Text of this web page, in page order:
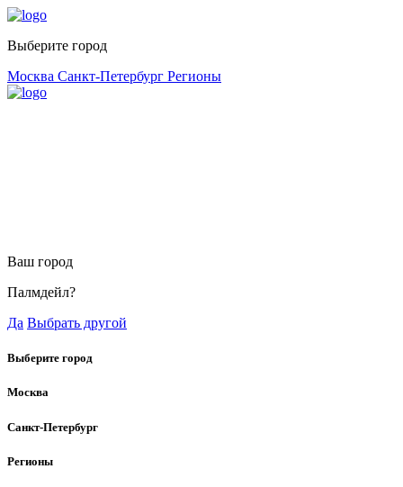
Выберите город
Москва Санкт-Петербург Регионы
Ваш город
Палмдейл?
Да Выбрать другой
Выберите город
Москва
Санкт-Петербург
Регионы